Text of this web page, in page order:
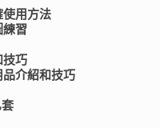
用方法
練習
技巧
介紹和技巧